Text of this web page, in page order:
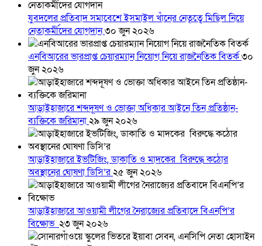
যুবদলের প্রতিবাদ সমাবেশে ইসমাইল খাঁনের নেতৃত্বে মিছিল নিয়ে
নেতাকর্মীদের যোগদান৩০ জুন ২০২৬
এনবিআরের ভারপ্রাপ্ত চেয়ারম্যান নিয়োগ নিয়ে রাজনৈতিক বিতর্ক৩০
জুন ২০২৬
আড়াইহাজারে শব্দদূষণ ও ভোক্তা অধিকার আইনে তিন প্রতিষ্ঠান-
ব্যক্তিকে জরিমানা২৯ জুন ২০২৬
আড়াইহাজারে ইভটিজিং, ডাকাতি ও মাদকের বিরুদ্ধে কঠোর
অবস্থানের ঘোষণা ডিসি’র২৫ জুন ২০২৬
আড়াইহাজারে আওয়ামী লীগের নৈরাজ্যের প্রতিবাদে বিএনপি’র
বিক্ষোভ ২৩ জুন ২০২৬